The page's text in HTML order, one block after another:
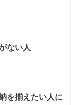
ない人
を揃えたい人に